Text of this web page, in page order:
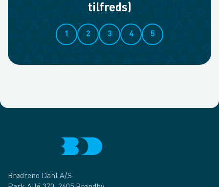
tilfreds)
1 2 3 4 5
Brødrene Dahl A/S